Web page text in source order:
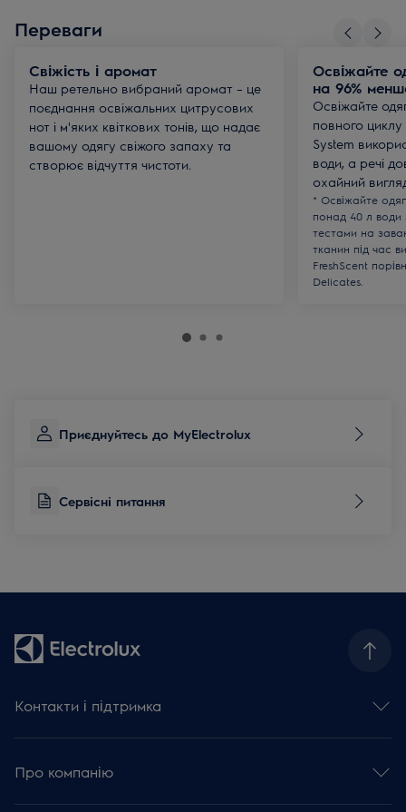
Переваги
Свіжість і аромат
Наш ретельно вибраний аромат – це
поєднання освіжальних цитрусових
нот і м'яких квіткових тонів, що надає
вашому одягу свіжого запаху та
створює відчуття чистоти.
Освіжайте
на 96%
Освіжайте
повного
System
води, а речі
охайний
* Освіжайте
понад 40 л води
тестами на
тканин під час
FreshScent
Delicates.
Приєднуйтесь до MyElectrolux
Сервісні питання
Контакти і підтримка
Сервісні питання
База знань та поради
Зареєструвати виріб
Про компанію